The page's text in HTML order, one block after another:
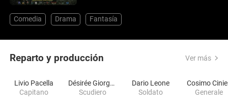
Comedia Drama Fantasía
Reparto y producción Ver más
Livio Pacella
Capitano
Désirée Giorgetti
Scudiero
Dario Leone
Soldato
Cosimo
Generale